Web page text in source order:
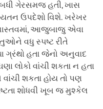
બધી ગેરસમજ હતી, ખાસ
ઉપદેશો વિશે. ખરેખર
વાસ્તવમાં, આજુબાજુ એવા
વધુ સ્પષ્ટ રીતે
ગ્રંથો હતા જેનો અનુવાદ
લોકો વાંચી શકતા ન હતા
શકતા હોય તો પણ
શોધવી ખૂબ જ મુશ્કેલ